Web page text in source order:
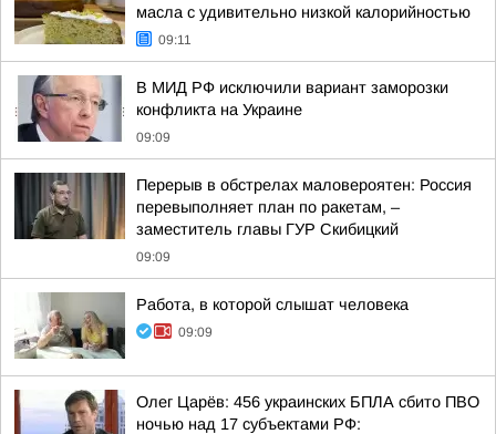
масла с удивительно низкой калорийностью
09:11
В МИД РФ исключили вариант заморозки
конфликта на Украине
09:09
Перерыв в обстрелах маловероятен: Россия
перевыполняет план по ракетам, –
заместитель главы ГУР Скибицкий
09:09
Работа, в которой слышат человека
09:09
Олег Царёв: 456 украинских БПЛА сбито ПВО
ночью над 17 субъектами РФ: